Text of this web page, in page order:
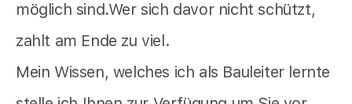
möglich sind.Wer sich davor nicht schützt,
zahlt am Ende zu viel.
Mein Wissen, welches ich als Bauleiter lernte